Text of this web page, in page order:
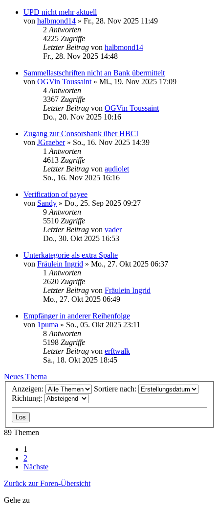
UPD nicht mehr aktuell
von halbmond14 » Fr., 28. Nov 2025 11:49
2 Antworten
4225 Zugriffe
Letzter Beitrag von halbmond14
Fr., 28. Nov 2025 14:48
Sammellastschriften nicht an Bank übermittelt
von OGVin Toussaint » Mi., 19. Nov 2025 17:09
4 Antworten
3367 Zugriffe
Letzter Beitrag von OGVin Toussaint
Do., 20. Nov 2025 10:16
Zugang zur Consorsbank über HBCI
von JGraeber» So., 16. Nov 2025 14:39
1 Antworten
4613 Zugriffe
Letzter Beitrag von audiolet
So., 16. Nov 2025 16:16
Verification of payee
von Sandy » Do., 25. Sep 2025 09:27
9 Antworten
5510 Zugriffe
Letzter Beitrag von vader
Do., 30. Okt 2025 16:53
Unterkategorie als extra Spalte
von Fräulein Ingrid » Mo., 27. Okt 2025 06:37
1 Antworten
2620 Zugriffe
Letzter Beitrag von Fräulein Ingrid
Mo., 27. Okt 2025 06:49
Empfänger in anderer Reihenfolge
von 1puma » So., 05. Okt 2025 23:11
8 Antworten
5198 Zugriffe
Letzter Beitrag von erftwalk
Sa., 18. Okt 2025 18:45
Neues Thema
Anzeigen:
Sortiere nach:
Richtung:
89 Themen
1
2
Nächste
Zurück zur Foren-Übersicht
Gehe zu